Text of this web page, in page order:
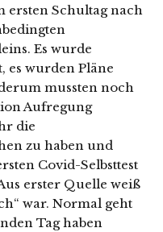
ersten Schultag nach
Es wurde
es wurden Pläne
mussten noch
Aufregung
die
zu haben und
Covid-Selbsttest
erster Quelle weiß
war. Normal geht
Tag haben